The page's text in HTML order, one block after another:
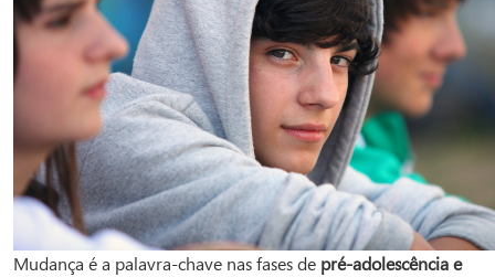
Mudança é a palavra-chave nas fases de pré-adolescência e